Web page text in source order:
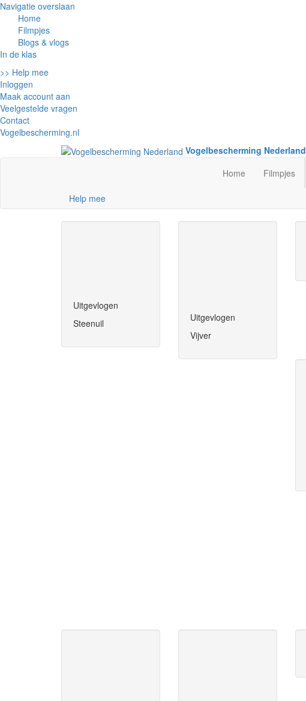
Navigatie overslaan
Home
Filmpjes
Blogs & vlogs
In de klas
>> Help mee
Inloggen
Maak account aan
Veelgestelde vragen
Contact
Vogelbescherming.nl
Vogelbescherming Nederland
Help mee
Home Filmpjes
Uitgevlogen
Steenuil
Uitgevlogen
Vijver